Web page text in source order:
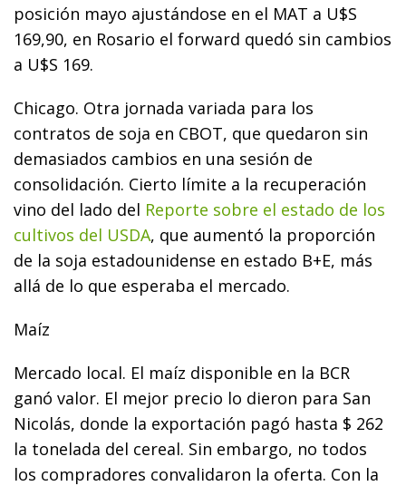
posición mayo ajustándose en el MAT a U$S
169,90, en Rosario el forward quedó sin cambios
a U$S 169.
Chicago. Otra jornada variada para los
contratos de soja en CBOT, que quedaron sin
demasiados cambios en una sesión de
consolidación. Cierto límite a la recuperación
vino del lado del Reporte sobre el estado de los
cultivos del USDA, que aumentó la proporción
de la soja estadounidense en estado B+E, más
allá de lo que esperaba el mercado.
Maíz
Mercado local. El maíz disponible en la BCR
ganó valor. El mejor precio lo dieron para San
Nicolás, donde la exportación pagó hasta $ 262
la tonelada del cereal. Sin embargo, no todos
los compradores convalidaron la oferta. Con la